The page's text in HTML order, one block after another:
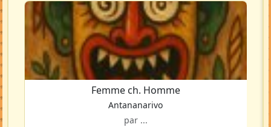
Femme ch. Homme
Antananarivo
par ...